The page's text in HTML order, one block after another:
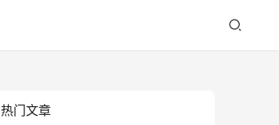
热门文章